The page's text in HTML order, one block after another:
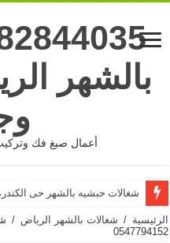
بالشهر
أعمال صبغ فك
شغالات حبشيه بالشهر حى الكندرة جده
شغالات بالشهر جده حى البوادى 0577265649
الرئيسية / شغالات بالشهر الرياض /
0547794152